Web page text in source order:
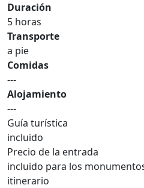
Duración
5 horas
Transporte
a pie
Comidas
---
Alojamiento
---
Guía turística
incluido
Precio de la entrada
incluido para los
itinerario